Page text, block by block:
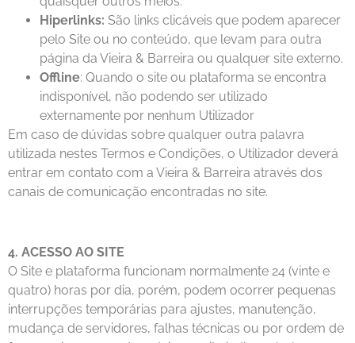
Hiperlinks: São links clicáveis que podem aparecer
pelo Site ou no conteúdo, que levam para outra
página da Vieira & Barreira ou qualquer site externo.
Offline: Quando o site ou plataforma se encontra
indisponível, não podendo ser utilizado
externamente por nenhum Utilizador
Em caso de dúvidas sobre qualquer outra palavra
utilizada nestes Termos e Condições, o Utilizador deverá
entrar em contato com a Vieira & Barreira através dos
canais de comunicação encontradas no site.
4. ACESSO AO SITE
O Site e plataforma funcionam normalmente 24 (vinte e
quatro) horas por dia, porém, podem ocorrer pequenas
interrupções temporárias para ajustes, manutenção,
mudança de servidores, falhas técnicas ou por ordem de